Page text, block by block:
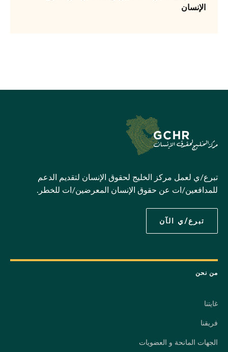
الإنسان
تبرع/ي لعمل مركز الخليج لحقوق الإنسان لتقديم الدعم
للمدافعين/ات عن حقوق الإنسان المعرضين/ات للخطر.
تبرع/ي الآن
من نحن
غايتنا
فريقنا
الجهات المانحة و العضويات